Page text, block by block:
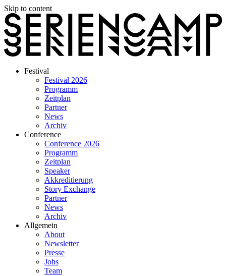
Skip to content
Festival
Festival 2026
Programm
Zeitplan
Partner
News
Archiv
Conference
Conference 2026
Programm
Zeitplan
Speaker
Akkreditierung
Story Exchange
Partner
News
Archiv
Allgemein
About
Newsletter
Presse
Jobs
Team